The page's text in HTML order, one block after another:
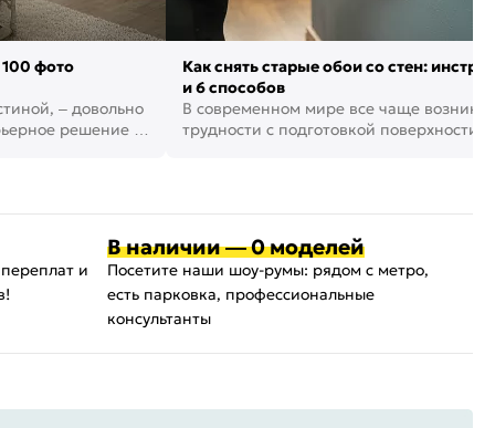
фото
– довольно
решение в
Как снять старые обои со стен:
и 6 способов
В современном мире все чаще
трудности с подготовкой поверхности
и
В наличии — 0 моделей
Посетите наши шоу-румы: рядом с метро,
есть парковка, профессиональные
консультанты